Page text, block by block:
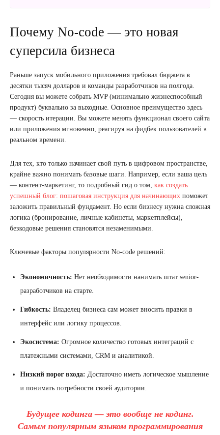
Почему No-code — это новая
суперсила бизнеса
Раньше запуск мобильного приложения требовал бюджета в
десятки тысяч долларов и команды разработчиков на полгода.
Сегодня вы можете собрать MVP (минимально жизнеспособный
продукт) буквально за выходные. Основное преимущество здесь
— скорость итерации. Вы можете менять функционал своего сайта
или приложения мгновенно, реагируя на фидбек пользователей в
реальном времени.
Для тех, кто только начинает свой путь в цифровом пространстве,
крайне важно понимать базовые шаги. Например, если ваша цель
— контент-маркетинг, то подробный гид о том, как создать
успешный блог: пошаговая инструкция для начинающих поможет
заложить правильный фундамент. Но если бизнесу нужна сложная
логика (бронирование, личные кабинеты, маркетплейсы),
безкодовые решения становятся незаменимыми.
Ключевые факторы популярности No-code решений:
Экономичность: Нет необходимости нанимать штат senior-
разработчиков на старте.
Гибкость: Владелец бизнеса сам может вносить правки в
интерфейс или логику процессов.
Экосистема: Огромное количество готовых интеграций с
платежными системами, CRM и аналитикой.
Низкий порог входа: Достаточно иметь логическое мышление
и понимать потребности своей аудитории.
Будущее кодинга — это вообще не кодинг.
Самым популярным языком программирования